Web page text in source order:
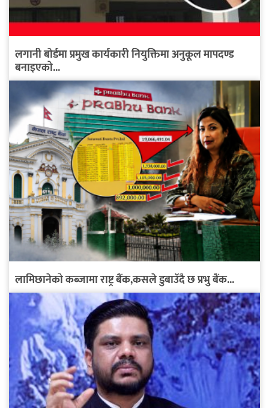
लगानी बोर्डमा प्रमुख कार्यकारी नियुक्तिमा अनुकूल मापदण्ड
बनाइएको...
लामिछानेको कब्जामा राष्ट्र बैंक,कसले डुबाउँदै छ प्रभु बैंक...